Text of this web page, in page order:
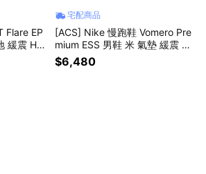
Flare EP
緩震 HF
宅配商品
[ACS] Nike 慢跑鞋 Vomero Pre
mium ESS 男鞋 米 氣墊 緩震 厚
底 IM8334-200
$6,480